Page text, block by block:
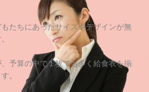
ー
もたちにあったサイズやデザインが無
予算の中で１枚でも多く給食衣を揃
。